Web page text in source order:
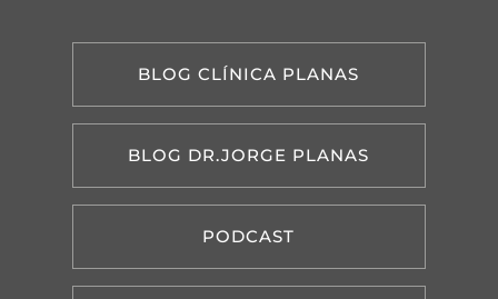
BLOG CLÍNICA PLANAS
BLOG DR.JORGE PLANAS
PODCAST